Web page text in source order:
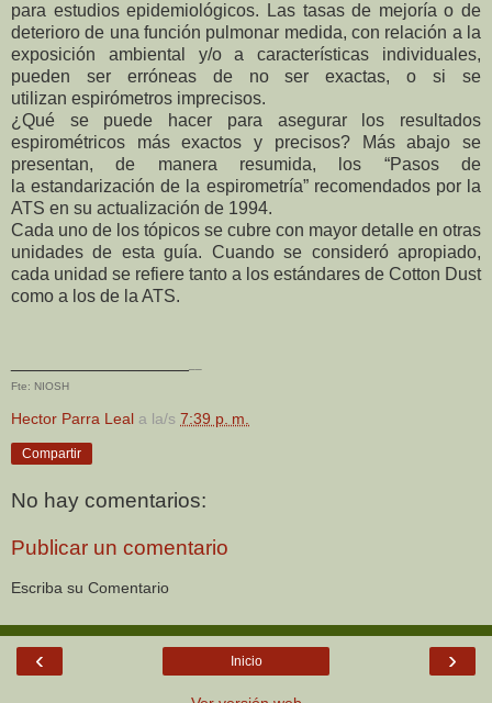
para estudios epidemiológicos. Las tasas de mejoría o de
deterioro de una función pulmonar medida, con relación a la
exposición ambiental y/o a características individuales,
pueden ser erróneas de no ser exactas, o si se
utilizan espirómetros imprecisos.
¿Qué se puede hacer para asegurar los resultados
espirométricos más exactos y precisos? Más abajo se
presentan, de manera resumida, los “Pasos de
laestandarización de la espirometría” recomendados por la
ATS en su actualización de 1994.
Cada uno de los tópicos se cubre con mayor detalle en otras
unidades de esta guía. Cuando se consideró apropiado,
cada unidad se refiere tanto a los estándares de Cotton Dust
como a los de la ATS.
Fte: NIOSH
Hector Parra Leal a la/s 7:39 p. m.
Compartir
No hay comentarios:
Publicar un comentario
Escriba su Comentario
‹ ›
Inicio